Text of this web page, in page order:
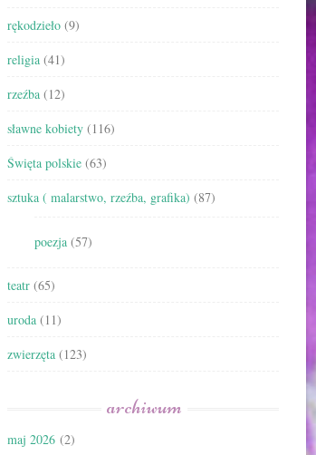
rękodzieło (9)
religia (41)
rzeźba (12)
sławne kobiety (116)
Święta polskie (63)
sztuka ( malarstwo, rzeźba, grafika) (87)
poezja (57)
teatr (65)
uroda (11)
zwierzęta (123)
archiwum
maj 2026 (2)